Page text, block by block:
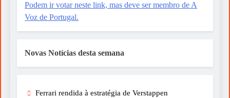
Podem ir votar neste link, mas deve ser membro de A
Voz de Portugal.
Novas Notícias desta semana
Ferrari rendida à estratégia de Verstappen